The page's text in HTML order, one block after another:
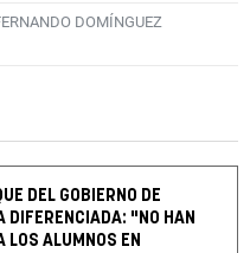
DOMÍNGUEZ
DEL GOBIERNO DE
DIFERENCIADA: "NO HAN
LOS ALUMNOS EN